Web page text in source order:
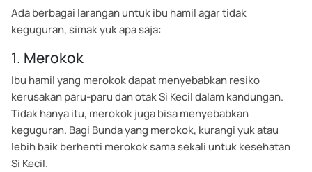
Ada berbagai larangan untuk ibu hamil agar tidak
keguguran, simak yuk apa saja:
1. Merokok
Ibu hamil yang merokok dapat menyebabkan resiko
kerusakan paru-paru dan otak Si Kecil dalam kandungan.
Tidak hanya itu, merokok juga bisa menyebabkan
keguguran. Bagi Bunda yang merokok, kurangi yuk atau
lebih baik berhenti merokok sama sekali untuk kesehatan
Si Kecil.